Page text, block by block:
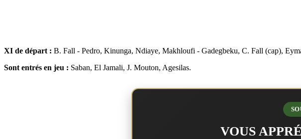
XI de départ : B. Fall - Pedro, Kinunga, Ndiaye, Makhloufi - Gadegbeku, C. Fall (cap),
Sont entrés en jeu : Saban, El Jamali, J. Mouton, Agesilas.
VOUS